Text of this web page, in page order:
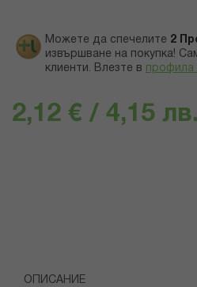
Можете да спечелите 2
извършване на покупка!
клиенти. Влезте в профила
2,12 € / 4,15 лв.
ОПИСАНИЕ